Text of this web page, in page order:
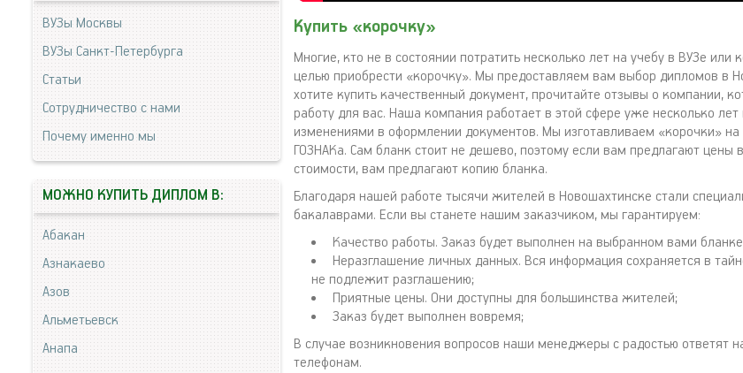
Купить «корочку»
Многие, кто не в состоянии потратить несколько лет на учебу в ВУЗе или
целью приобрести «корочку». Мы предоставляем вам выбор дипломов в
хотите купить качественный документ, прочитайте отзывы о компании,
работу для вас. Наша компания работает в этой сфере уже несколько лет
изменениями в оформлении документов. Мы изготавливаем «корочки» на
ГОЗНАКа. Сам бланк стоит не дешево, поэтому если вам предлагают
стоимости, вам предлагают копию бланка.
Благодаря нашей работе тысячи жителей в Новошахтинске стали
бакалаврами. Если вы станете нашим заказчиком, мы гарантируем:
Качество работы. Заказ будет выполнен на выбранном вами
Неразглашение личных данных. Вся информация сохраняется в
не подлежит разглашению;
Приятные цены. Они доступны для большинства жителей;
Заказ будет выполнен вовремя;
В случае возникновения вопросов наши менеджеры с радостью ответят
телефонам.
ВУЗы Москвы
ВУЗы Санкт-Петербурга
Статьи
Сотрудничество с нами
Почему именно мы
МОЖНО КУПИТЬ ДИПЛОМ В:
Абакан
Азнакаево
Азов
Альметьевск
Анапа